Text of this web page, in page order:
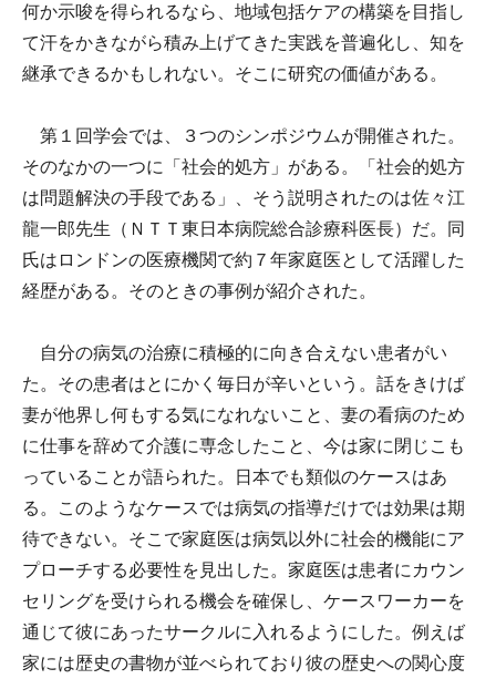
何か示唆を得られるなら、地域包括ケアの構築を目指し
て汗をかきながら積み上げてきた実践を普遍化し、知を
継承できるかもしれない。そこに研究の価値がある。
第１回学会では、３つのシンポジウムが開催された。
そのなかの一つに「社会的処方」がある。「社会的処方
は問題解決の手段である」、そう説明されたのは佐々江
龍一郎先生（ＮＴＴ東日本病院総合診療科医長）だ。同
氏はロンドンの医療機関で約７年家庭医として活躍した
経歴がある。そのときの事例が紹介された。
自分の病気の治療に積極的に向き合えない患者がい
た。その患者はとにかく毎日が辛いという。話をきけば
妻が他界し何もする気になれないこと、妻の看病のため
に仕事を辞めて介護に専念したこと、今は家に閉じこも
っていることが語られた。日本でも類似のケースはあ
る。このようなケースでは病気の指導だけでは効果は期
待できない。そこで家庭医は病気以外に社会的機能にア
プローチする必要性を見出した。家庭医は患者にカウン
セリングを受けられる機会を確保し、ケースワーカーを
通じて彼にあったサークルに入れるようにした。例えば
家には歴史の書物が並べられており彼の歴史への関心度